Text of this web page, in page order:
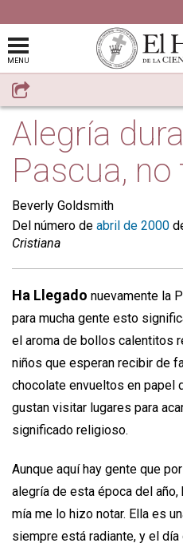
MENU
Compartir
Alegría
Pascua,
Beverly Goldsmith
Del número de abril de 2000
Cristiana
Ha Llegado nuevamente la
para mucha gente esto
el aroma de bollos calentitos
niños que esperan recibir de
chocolate envueltos en papel
gustan visitar lugares para
significado religioso.
Aunque aquí hay gente que
alegría de esta época del año,
mía me lo hizo notar. Ella es
siempre está radiante, y el